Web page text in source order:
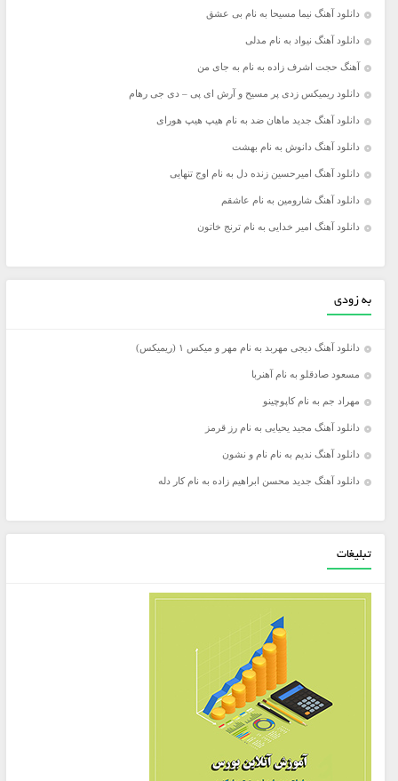
دانلود آهنگ نیما مسیحا به نام بی عشق
دانلود آهنگ نیواد به نام مدلی
آهنگ حجت اشرف زاده به نام به جای من
دانلود ریمیکس زدی پر مسیح و آرش ای پی – دی جی رهام
دانلود آهنگ جدید ماهان ضد به نام هیپ هیپ هورای
دانلود آهنگ دانوش به نام بهشت
دانلود آهنگ امیرحسین زنده دل به نام اوج تنهایی
دانلود آهنگ شارومین به نام عاشقم
دانلود آهنگ امیر خدایی به نام ترنج خاتون
به زودی
دانلود آهنگ دیجی مهربد به نام مهر و میکس ۱ (ریمیکس)
مسعود صادقلو به نام آهنربا
مهراد جم به نام کاپوچینو
دانلود آهنگ مجید یحیایی به نام رز قرمز
دانلود آهنگ ندیم به نام نام و نشون
دانلود آهنگ جدید محسن ابراهیم زاده به نام کار دله
تبلیغات